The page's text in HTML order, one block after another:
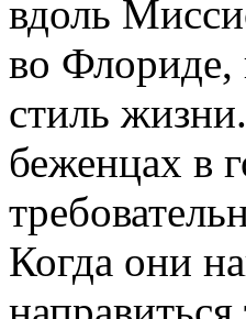
вдоль
во Флориде,
стиль
беженцах в
Когда они